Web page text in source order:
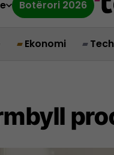
Botërori 2026
Ekonomi Tech